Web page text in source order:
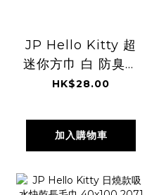
JP Hello Kitty 超
迷你方巾 白 防臭抗
菌 20x20 4546
HK$28.00
加入購物車